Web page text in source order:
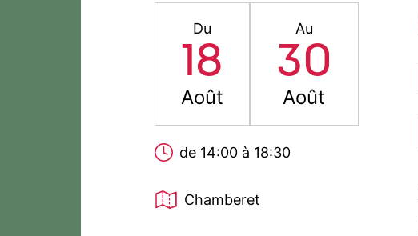
Du
18
Août
Au
30
Août
de 14:00 à 18:30
Chamberet